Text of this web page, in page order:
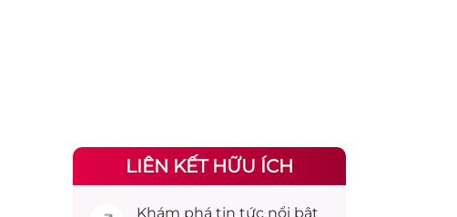
LIÊN KẾT HỮU ÍCH
Khám phá tin tức nổi bật